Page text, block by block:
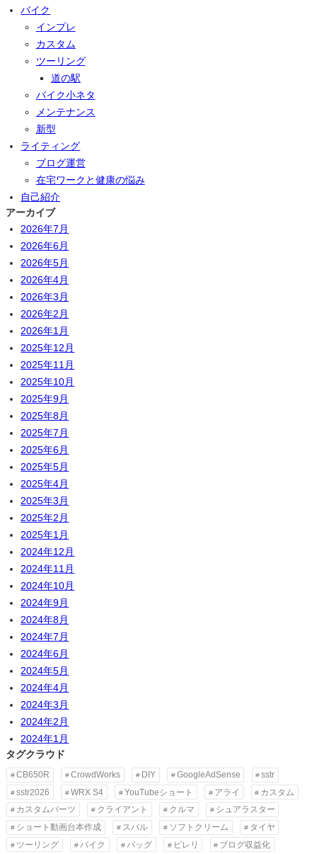
バイク
インプレ
カスタム
ツーリング
道の駅
バイク小ネタ
メンテナンス
新型
ライティング
ブログ運営
在宅ワークと健康の悩み
自己紹介
アーカイブ
2026年7月
2026年6月
2026年5月
2026年4月
2026年3月
2026年2月
2026年1月
2025年12月
2025年11月
2025年10月
2025年9月
2025年8月
2025年7月
2025年6月
2025年5月
2025年4月
2025年3月
2025年2月
2025年1月
2024年12月
2024年11月
2024年10月
2024年9月
2024年8月
2024年7月
2024年6月
2024年5月
2024年4月
2024年3月
2024年2月
2024年1月
タグクラウド
CB650R CrowdWorks DIY GoogleAdSense
sstr
sstr2026
WRX S4 YouTubeショート アライ
カスタム
カスタムパーツ
クライアント クルマ
シュアラスター
ショート動画台本作成
スバル ソフトクリーム
タイヤ
ツーリング
バイク バッグ ピレリ
ブログ収益化